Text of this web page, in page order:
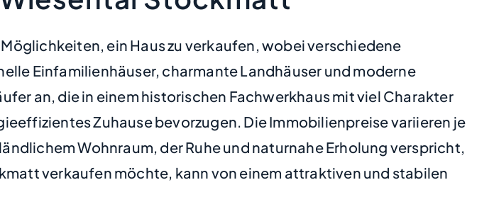
ein Haus zu verkaufen, wobei verschiedene
Einfamilienhäuser, charmante Landhäuser und moderne
an, die in einem historischen Fachwerkhaus mit viel Charakter
Zuhause bevorzugen. Die Immobilienpreise variieren je
Wohnraum, der Ruhe und naturnahe Erholung verspricht,
verkaufen möchte, kann von einem attraktiven und stabilen